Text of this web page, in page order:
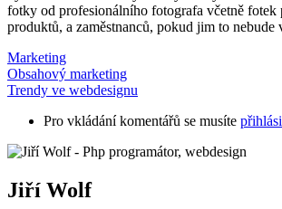
fotky od profesionálního fotografa včetně fotek
produktů, a zaměstnanců, pokud jim to nebude
Marketing
Obsahový marketing
Trendy ve webdesignu
Pro vkládání komentářů se musíte
Jiří Wolf